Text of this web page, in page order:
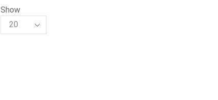
Show
Products
per